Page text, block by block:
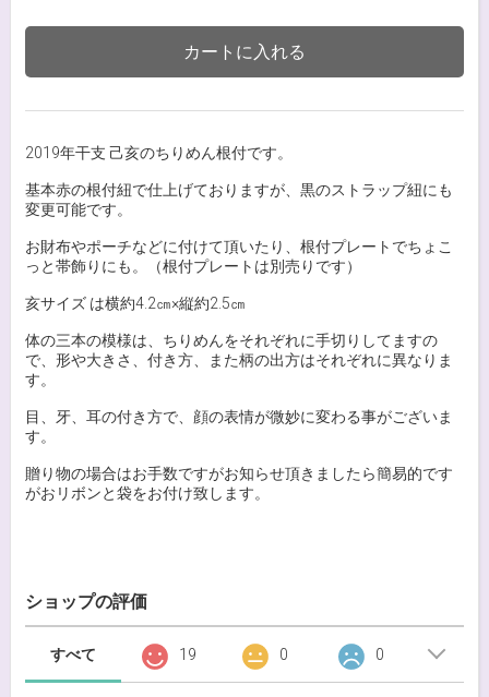
カートに入れる
2019年干支 己亥のちりめん根付です。
基本赤の根付紐で仕上げておりますが、黒のストラップ紐にも
変更可能です。
お財布やポーチなどに付けて頂いたり、根付プレートでちょこ
っと帯飾りにも。（根付プレートは別売りです）
亥サイズ は横約4.2㎝×縦約2.5㎝
体の三本の模様は、ちりめんをそれぞれに手切りしてますの
で、形や大きさ、付き方、また柄の出方はそれぞれに異なりま
す。
目、牙、耳の付き方で、顔の表情が微妙に変わる事がございま
す。
贈り物の場合はお手数ですがお知らせ頂きましたら簡易的です
がおリボンと袋をお付け致します。
ショップの評価
すべて 19 0 0